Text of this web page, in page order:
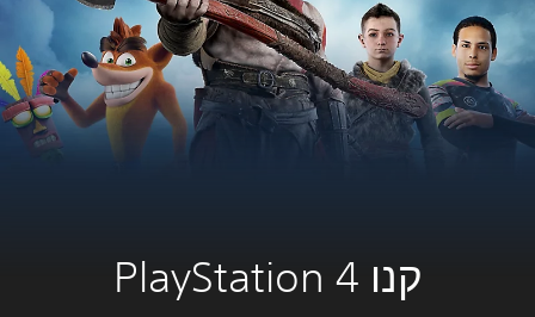
קנו PlayStation 4